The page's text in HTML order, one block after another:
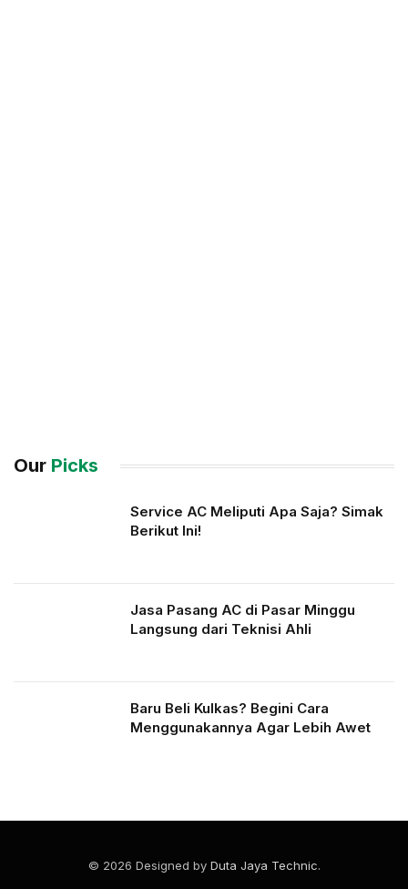
Our Picks
Service AC Meliputi Apa Saja? Simak
Berikut Ini!
Jasa Pasang AC di Pasar Minggu
Langsung dari Teknisi Ahli
Baru Beli Kulkas? Begini Cara
Menggunakannya Agar Lebih Awet
© 2026 Designed by Duta Jaya Technic.